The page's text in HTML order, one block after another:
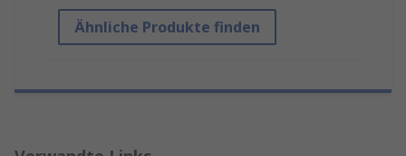
Ähnliche Produkte finden